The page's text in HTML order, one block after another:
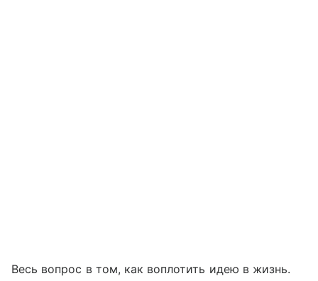
Весь вопрос в том, как воплотить идею в жизнь.